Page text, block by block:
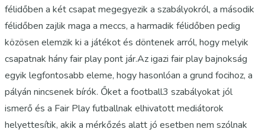
félidőben a két csapat megegyezik a szabályokról, a második
félidőben zajlik maga a meccs, a harmadik félidőben pedig
közösen elemzik ki a játékot és döntenek arról, hogy melyik
csapatnak hány fair play pont jár.Az igazi fair play bajnokság
egyik legfontosabb eleme, hogy hasonlóan a grund focihoz, a
pályán nincsenek bírók. Őket a football3 szabályokat jól
ismerő és a Fair Play futballnak elhivatott mediátorok
helyettesítik, akik a mérkőzés alatt jó esetben nem szólnak